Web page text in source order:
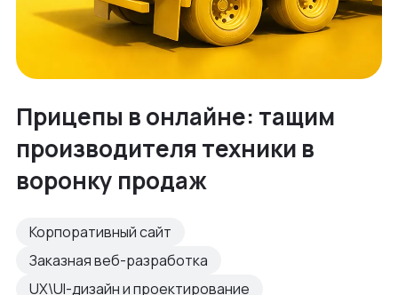
Прицепы в онлайне: тащим
производителя техники в
воронку продаж
Корпоративный сайт
Заказная веб-разработка
UX\UI-дизайн и проектирование